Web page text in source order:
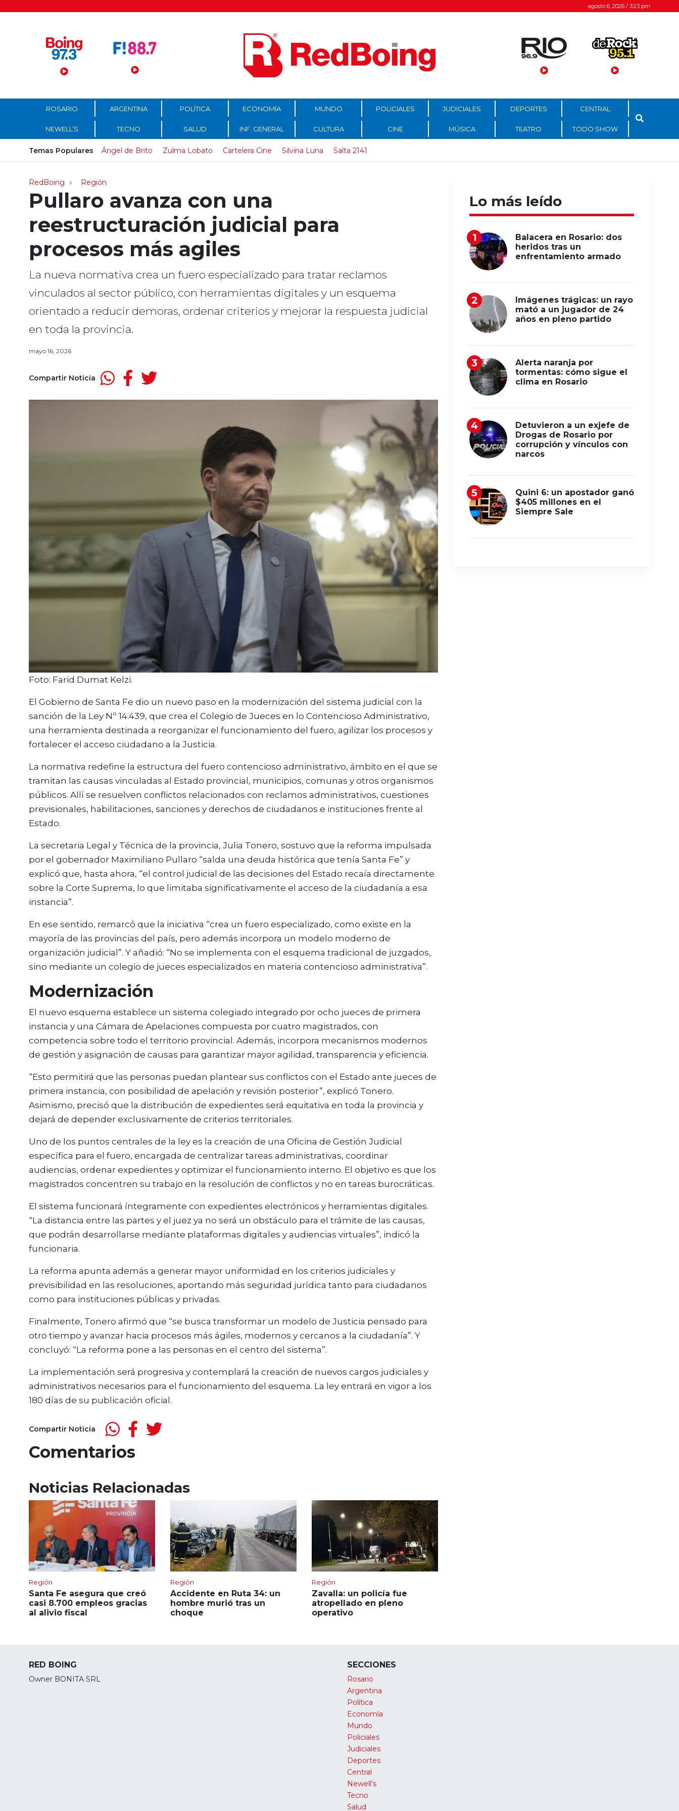
Menú Principal agosto 6, 2026 / 3:23 pm
ROSARIO ARGENTINA POLÍTICA ECONOMÍA MUNDO POLICIALES JUDICIALES DEPORTES CENTRAL
NEWELL’S TECNO SALUD INF. GENERAL CULTURA CINE MÚSICA TEATRO TODO SHOW
Temas Populares Ángel de Brito Zulma Lobato Cartelera Cine Silvina Luna Salta 2141
RedBoing Región
Pullaro avanza con una
reestructuración judicial para
procesos más agiles
La nueva normativa crea un fuero especializado para tratar reclamos
vinculados al sector público, con herramientas digitales y un esquema
orientado a reducir demoras, ordenar criterios y mejorar la respuesta judicial
en toda la provincia.
mayo 16, 2026
Compartir Noticia
Foto: Farid Dumat Kelzi.
El Gobierno de Santa Fe dio un nuevo paso en la modernización del sistema judicial con la
sanción de la Ley Nº 14.439, que crea el Colegio de Jueces en lo Contencioso Administrativo,
una herramienta destinada a reorganizar el funcionamiento del fuero, agilizar los procesos y
fortalecer el acceso ciudadano a la Justicia.
La normativa redefine la estructura del fuero contencioso administrativo, ámbito en el que se
tramitan las causas vinculadas al Estado provincial, municipios, comunas y otros organismos
públicos. Allí se resuelven conflictos relacionados con reclamos administrativos, cuestiones
previsionales, habilitaciones, sanciones y derechos de ciudadanos e instituciones frente al
Estado.
La secretaria Legal y Técnica de la provincia, Julia Tonero, sostuvo que la reforma impulsada
por el gobernador Maximiliano Pullaro “salda una deuda histórica que tenía Santa Fe” y
explicó que, hasta ahora, “el control judicial de las decisiones del Estado recaía directamente
sobre la Corte Suprema, lo que limitaba significativamente el acceso de la ciudadanía a esa
instancia”.
En ese sentido, remarcó que la iniciativa “crea un fuero especializado, como existe en la
mayoría de las provincias del país, pero además incorpora un modelo moderno de
organización judicial”. Y añadió: “No se implementa con el esquema tradicional de juzgados,
sino mediante un colegio de jueces especializados en materia contencioso administrativa”.
Modernización
El nuevo esquema establece un sistema colegiado integrado por ocho jueces de primera
instancia y una Cámara de Apelaciones compuesta por cuatro magistrados, con
competencia sobre todo el territorio provincial. Además, incorpora mecanismos modernos
de gestión y asignación de causas para garantizar mayor agilidad, transparencia y eficiencia.
“Esto permitirá que las personas puedan plantear sus conflictos con el Estado ante jueces de
primera instancia, con posibilidad de apelación y revisión posterior”, explicó Tonero.
Asimismo, precisó que la distribución de expedientes será equitativa en toda la provincia y
dejará de depender exclusivamente de criterios territoriales.
Uno de los puntos centrales de la ley es la creación de una Oficina de Gestión Judicial
específica para el fuero, encargada de centralizar tareas administrativas, coordinar
audiencias, ordenar expedientes y optimizar el funcionamiento interno. El objetivo es que los
magistrados concentren su trabajo en la resolución de conflictos y no en tareas burocráticas.
El sistema funcionará íntegramente con expedientes electrónicos y herramientas digitales.
“La distancia entre las partes y el juez ya no será un obstáculo para el trámite de las causas,
que podrán desarrollarse mediante plataformas digitales y audiencias virtuales”, indicó la
funcionaria.
La reforma apunta además a generar mayor uniformidad en los criterios judiciales y
previsibilidad en las resoluciones, aportando más seguridad jurídica tanto para ciudadanos
como para instituciones públicas y privadas.
Finalmente, Tonero afirmó que “se busca transformar un modelo de Justicia pensado para
otro tiempo y avanzar hacia procesos más ágiles, modernos y cercanos a la ciudadanía”. Y
concluyó: “La reforma pone a las personas en el centro del sistema”.
La implementación será progresiva y contemplará la creación de nuevos cargos judiciales y
administrativos necesarios para el funcionamiento del esquema. La ley entrará en vigor a los
180 días de su publicación oficial.
Compartir Noticia
Comentarios
Noticias Relacionadas
Región
Santa Fe asegura que creó
casi 8.700 empleos gracias
al alivio fiscal
Región
Accidente en Ruta 34: un
hombre murió tras un
choque
Región
Zavalla: un policía fue
atropellado en pleno
operativo
Lo más leído
Balacera en Rosario: dos
heridos tras un
enfrentamiento armado
Imágenes trágicas: un rayo
mató a un jugador de 24
años en pleno partido
Alerta naranja por
tormentas: cómo sigue el
clima en Rosario
Detuvieron a un exjefe de
Drogas de Rosario por
corrupción y vínculos con
narcos
Quini 6: un apostador ganó
$405 millones en el
Siempre Sale
RED BOING
Owner BONITA SRL
SECCIONES
Rosario
Argentina
Política
Economía
Mundo
Policiales
Judiciales
Deportes
Central
Newell’s
Tecno
Salud